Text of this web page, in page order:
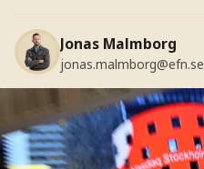
Jonas Malmborg
jonas.malmborg@efn.se